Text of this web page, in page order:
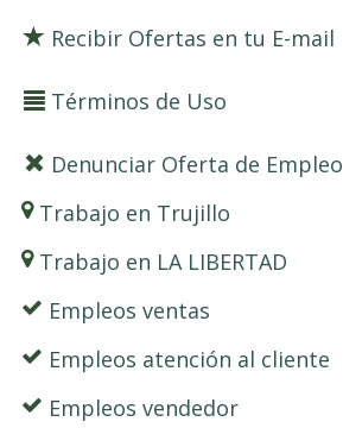
Recibir Ofertas en tu E-mail
Términos de Uso
Denunciar Oferta de Empleo
Trabajo en Trujillo
Trabajo en LA LIBERTAD
Empleos ventas
Empleos atención al cliente
Empleos vendedor